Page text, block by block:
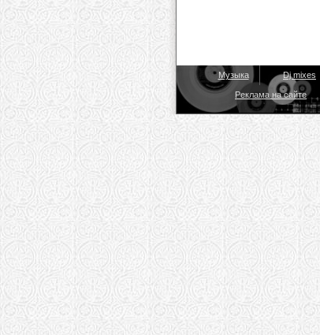
Музыка Dj mixes
Реклама на сайте